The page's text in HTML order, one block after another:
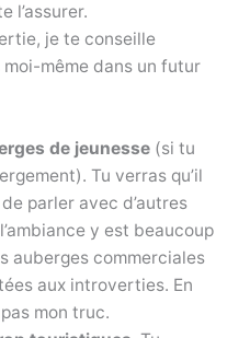
l’assurer.
je te conseille
moi-même dans un futur
de jeunesse(si tu
Tu verras qu’il
parler avec d’autres
y est beaucoup
auberges commerciales
aux introverties. En
mon truc.